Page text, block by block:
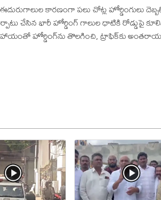
కారణంగా పలు చోట్ల హోర్డింగులు
చేసిన భారీ హోర్డింగ్ గాలుల ధాటికి రోడ్డుపై
హోర్డింగ్‌ను తొలగించి, ట్రాఫిక్‌కు